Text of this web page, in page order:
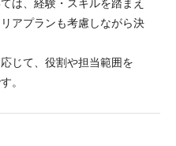
は、経験・スキルを踏まえ
アプランも考慮しながら決
じて、役割や担当範囲を
。